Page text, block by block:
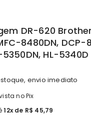
DR-620
8480DN, DCP-
5350DN, HL-
envio imediato
no Pix
12x de R$ 45,79